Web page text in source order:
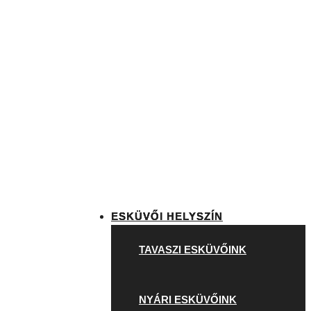
ESKÜVŐI HELYSZÍN
TAVASZI ESKÜVŐINK
NYÁRI ESKÜVŐINK